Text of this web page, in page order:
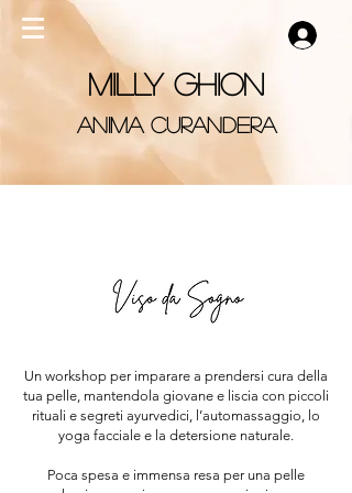
MILLY GHION
ANIMA CURANDERA
Un workshop per imparare a prendersi cura della
tua pelle, mantendola giovane e liscia con piccoli
rituali e segreti ayurvedici, l’automassaggio, lo
yoga facciale e la detersione naturale.
Poca spesa e immensa resa per una pelle